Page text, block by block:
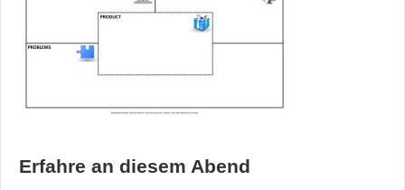
Erfahre an diesem Abend